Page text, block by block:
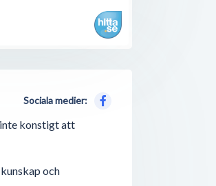
Sociala medier:
inte konstigt att
och